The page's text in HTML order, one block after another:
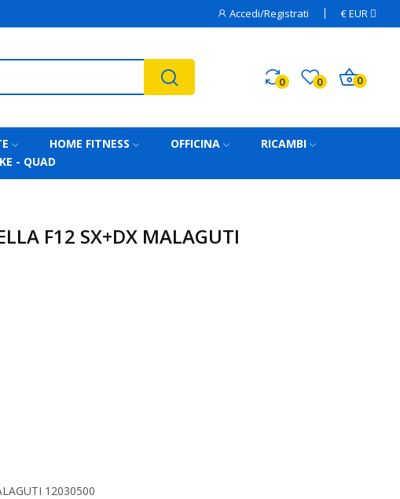
Accedi/Registrati €EUR
0 0 0
HOME FITNESS OFFICINA
RICAMBI
- QUAD
F12 SX+DX MALAGUTI
12030500